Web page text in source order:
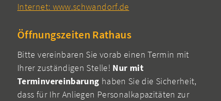
Internet: www.schwandorf.de
Öffnungszeiten Rathaus
Bitte vereinbaren Sie vorab einen Termin mit
Ihrer zuständigen Stelle! Nur mit
Terminvereinbarung haben Sie die Sicherheit,
dass für Ihr Anliegen Personalkapazitäten zur